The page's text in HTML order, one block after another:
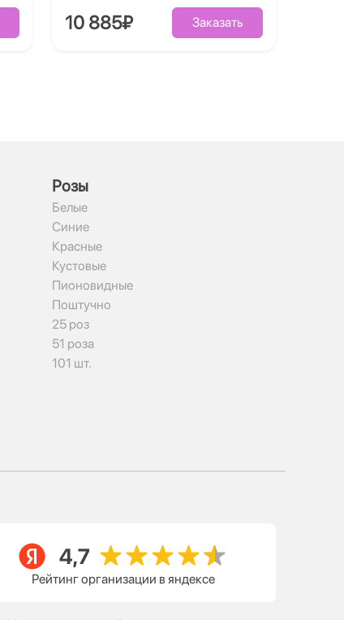
10 885₽ Заказать
Рoзы
Белые
Синие
Красные
Кустовые
Пионовидные
Поштучно
25 роз
51 роза
101 шт.
Рейтинг организации в яндексе